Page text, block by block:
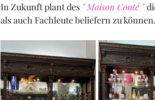
In Zukunft plant des " Maison Conté "
als auch Fachleute beliefern zu können.